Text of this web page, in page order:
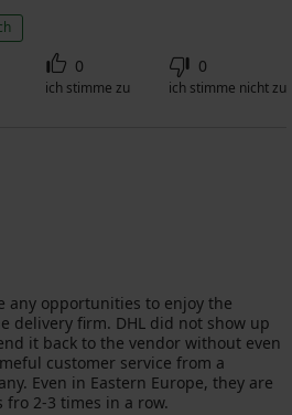
0
ich stimme zu
0
ich stimme nicht zu
any opportunities to enjoy the
delivery firm. DHL did not show up
it back to the vendor without even
customer service from a
Even in Eastern Europe, they are
2-3 times in a row.